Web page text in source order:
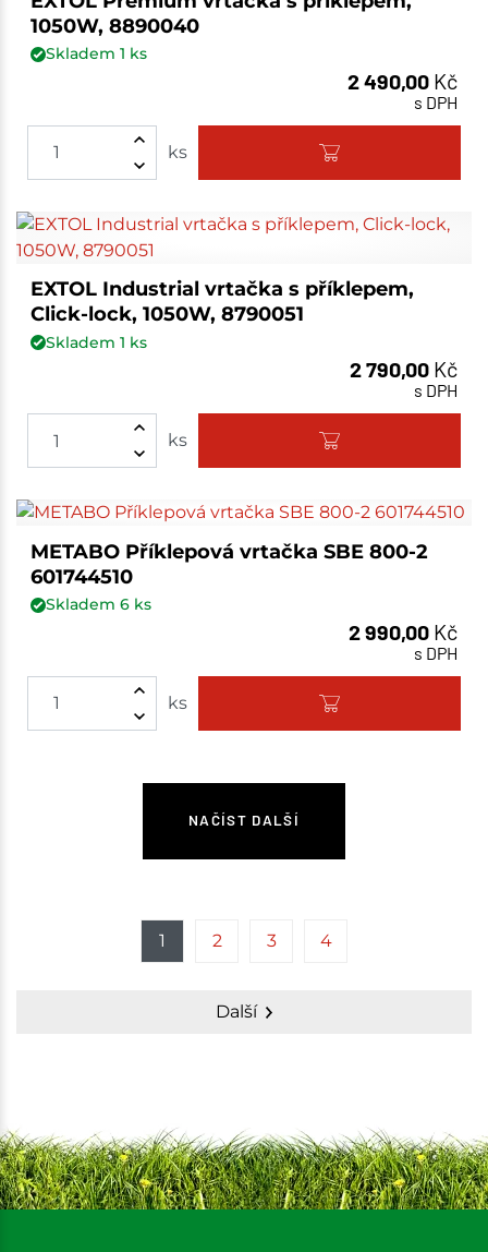
1050W, 8890040
Skladem 1 ks
2 490,00 Kč
s DPH
ks
EXTOL Industrial vrtačka s příklepem,
Click-lock, 1050W, 8790051
Skladem 1 ks
2 790,00 Kč
s DPH
ks
METABO Příklepová vrtačka SBE 800-2
601744510
Skladem 6ks
2 990,00 Kč
s DPH
ks
NAČÍST DALŠÍ
1 2 3 4
Další